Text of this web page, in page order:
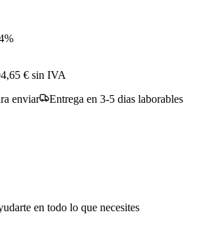
%
€ sin IVA
enviar
Entrega en 3-5 dias laborables
en todo lo que necesites